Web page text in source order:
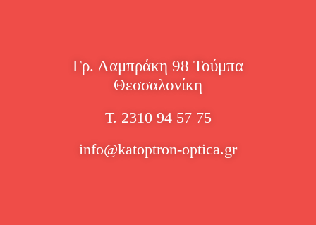
Γρ. Λαμπράκη 98 Τούμπα
Θεσσαλονίκη
Τ. 2310 94 57 75
info@katoptron-optica.gr